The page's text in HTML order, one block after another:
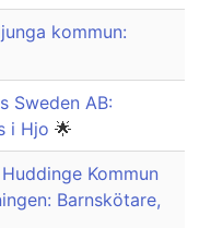
kommun:
Sweden AB:
i Hjo 🌟
Huddinge Kommun
Barnskötare,